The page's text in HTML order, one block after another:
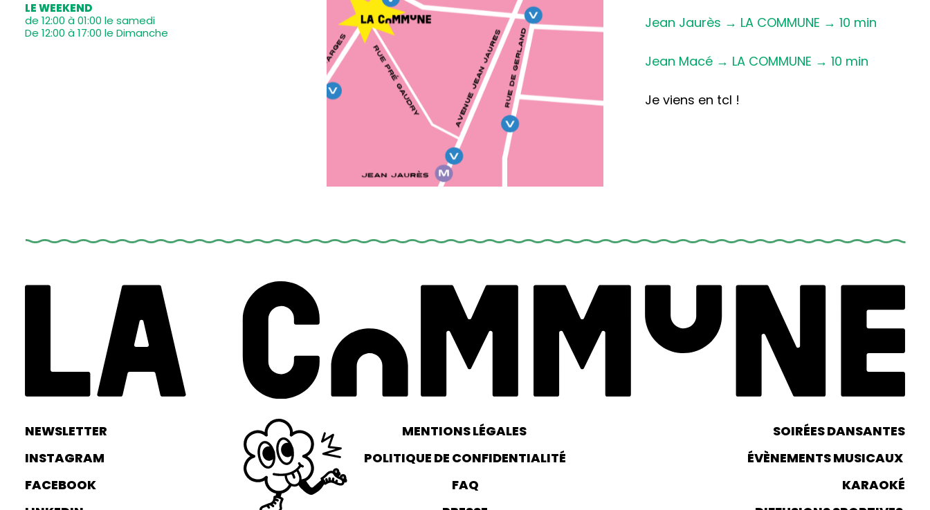
LE WEEKEND
de 12:00 à 01:00 le samedi
De 12:00 à 17:00 le Dimanche
Jean Jaurès → LA COMMUNE → 10 min
Jean Macé → LA COMMUNE → 10 min
Je viens en tcl !
NEWSLETTER
INSTAGRAM
FACEBOOK
MENTIONS LÉGALES
POLITIQUE DE CONFIDENTIALITÉ
FAQ
SOIRÉES DANSANTES
ÉVÈNEMENTS MUSICAUX
KARAOKÉ